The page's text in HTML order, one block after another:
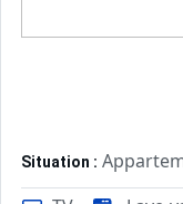
Situation :